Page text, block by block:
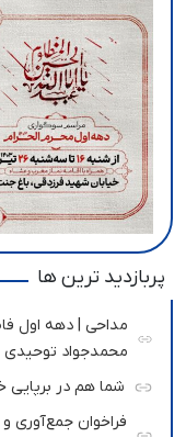
پربازدید ترین ها
مداحی | دهه اول
محمدجواد توحیدی
شما هم در برپایی
فراخوان جمع‌آوری